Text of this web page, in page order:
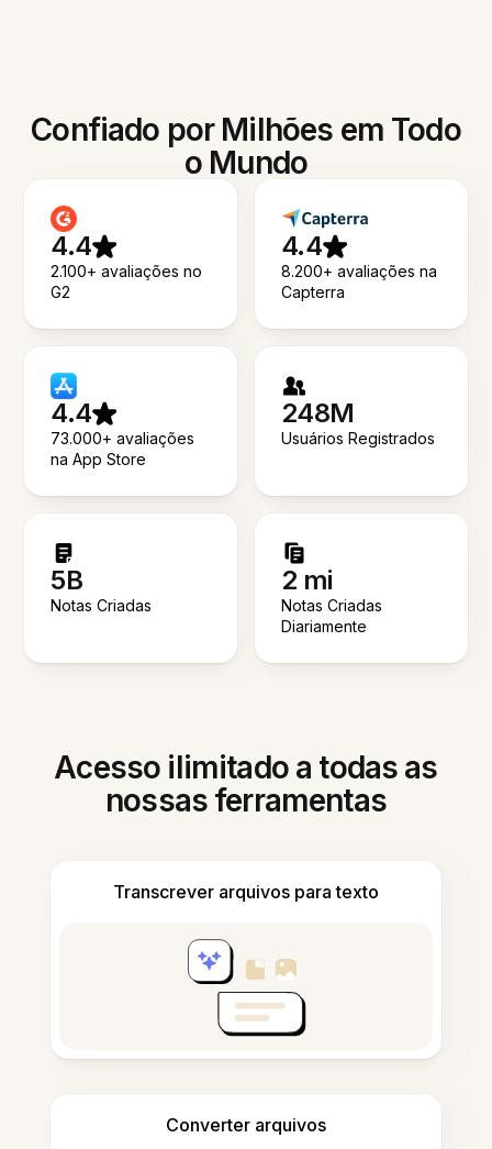
Confiado por Milhões em Todo
o Mundo
4.4
2.100+ avaliações no
G2
4.4
8.200+ avaliações na
Capterra
4.4
73.000+ avaliações
na App Store
248M
Usuários Registrados
5B
Notas Criadas
2 mi
Notas Criadas
Diariamente
Acesso ilimitado a todas as
nossas ferramentas
Transcrever arquivos para texto
Converter arquivos